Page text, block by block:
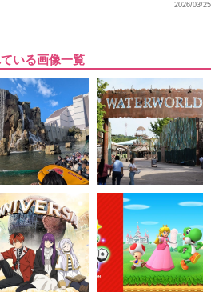
2026/03/25
いる画像一覧